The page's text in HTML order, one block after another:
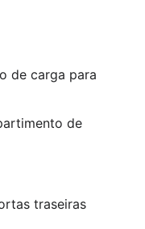
de carga para
de
traseiras